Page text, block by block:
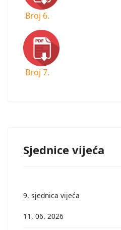
Broj 6.
Broj 7.
Sjednice vijeća
9. sjednica vijeća
11. 06. 2026